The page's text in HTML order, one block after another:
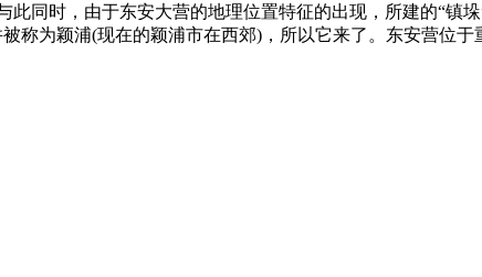
同时，由于东安大营的地理位置特征的出现，所建的“镇
为颖浦(现在的颖浦市在西郊)，所以它来了。东安营位于